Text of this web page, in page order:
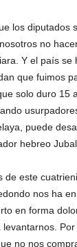
los diputados
no
Y el país se
que fuimos
solo duro 15
puede
hebreo Jubal
de este
nos ha
en forma
no nos